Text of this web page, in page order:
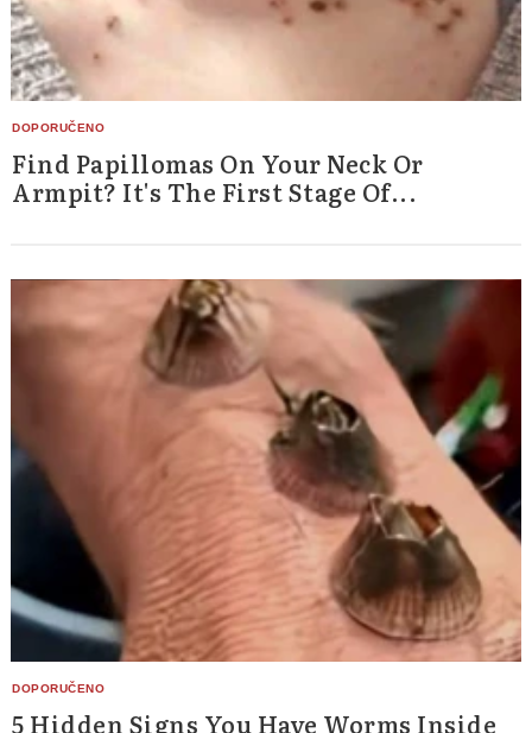
Find Papillomas On Your Neck Or
Armpit? It's The First Stage Of...
5 Hidden Signs You Have Worms Inside
Search